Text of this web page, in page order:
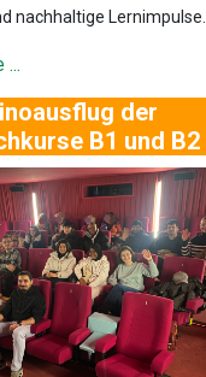
nachhaltige Lernimpulse.
...
der
B1 und B2